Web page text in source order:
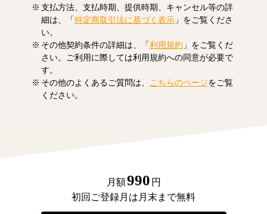
支払方法、支払時期、提供時期、キャンセル等の詳
細は、「特定商取引法に基づく表示」をご覧くださ
い。
その他契約条件の詳細は、「利用規約 」をご覧くだ
さい。ご利用に際しては利用規約への同意が必要で
す。
その他のよくあるご質問は、
こちらのページをご覧
ください。
月額990 円
初回ご登録月は月末まで無料